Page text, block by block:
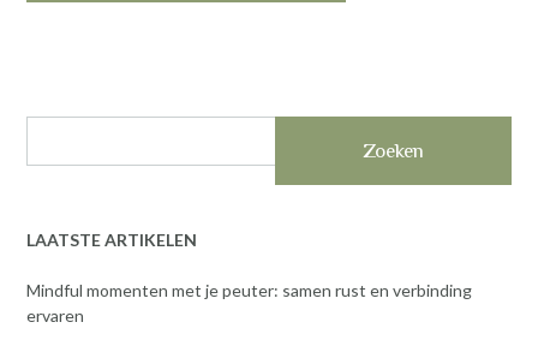
Zoeken
LAATSTE ARTIKELEN
Mindful momenten met je peuter: samen rust en verbinding
ervaren